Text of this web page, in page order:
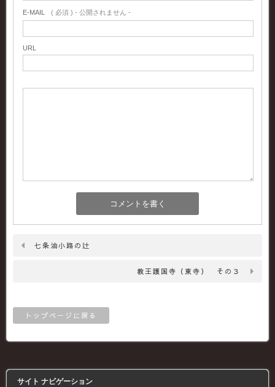
E-MAIL ( 必須 ) - 公開されません -
URL
七条油小路の辻
教王護国寺（東寺） その３
トップページに戻る
サイト ナビゲーション